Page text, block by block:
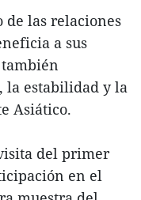
las relaciones
a sus
la estabilidad y la
Asiático.
del primer
en el